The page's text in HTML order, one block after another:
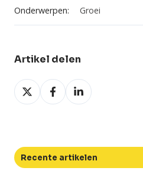
Onderwerpen: Groei
Artikel delen
Deel
op
Deel
op
Deel
op
Recente artikelen